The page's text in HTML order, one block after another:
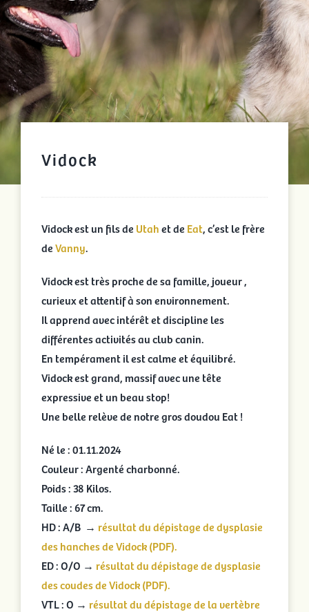
Vidock
Vidock est un fils de Utahet de Eat, c’est le frère
deVanny.
Vidock est très proche de sa famille, joueur ,
curieux et attentif à son environnement.
Il apprend avec intérêt et discipline les
différentes activités au club canin.
En tempérament il est calme et équilibré.
Vidock est grand, massif avec une tête
expressive et un beau stop!
Une belle relève de notre gros doudou Eat !
Né le : 01.11.2024
Couleur : Argenté charbonné.
Poids : 38 Kilos.
Taille : 67 cm.
HD : A/B → résultat du dépistage de dysplasie
des hanches de Vidock (PDF).
ED : O/O → résultat du dépistage de dysplasie
des coudes de Vidock (PDF).
VTL : O → résultat du dépistage de la vertèbre